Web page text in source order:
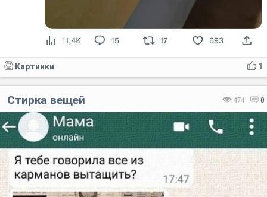
1
Картинки
474 0
Стирка вещей